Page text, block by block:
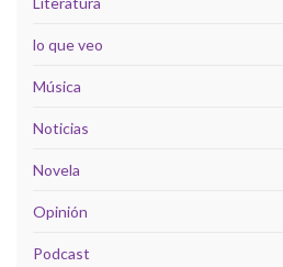
lo que veo
Música
Noticias
Novela
Opinión
Podcast